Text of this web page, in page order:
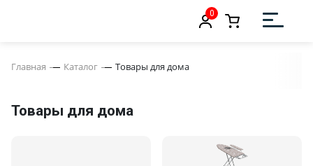
0
Главная Каталог Товары для дома
Товары для дома